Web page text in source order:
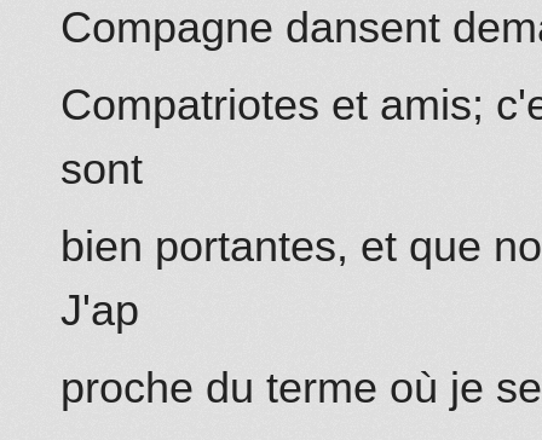
Compagne dansent
Compatriotes et amis;
sont
bien portantes, et que
J'ap
proche du terme où je